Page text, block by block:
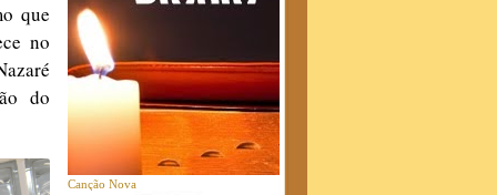
que
no
do
Canção Nova